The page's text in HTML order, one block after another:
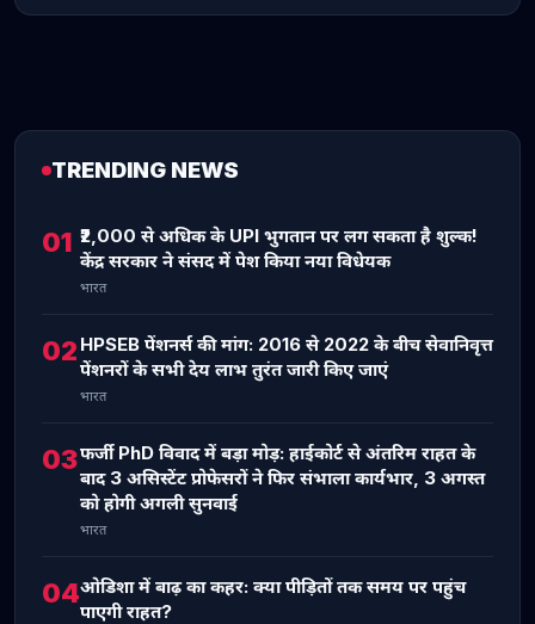
TRENDING NEWS
01 ₹2,000 से अधिक के UPI भुगतान पर लग सकता है शुल्क!
केंद्र सरकार ने संसद में पेश किया नया विधेयक
भारत
02 HPSEB पेंशनर्स की मांग: 2016 से 2022 के बीच सेवानिवृत्त
पेंशनरों के सभी देय लाभ तुरंत जारी किए जाएं
भारत
03फर्जी PhD विवाद में बड़ा मोड़: हाईकोर्ट से अंतरिम राहत के
बाद 3 असिस्टेंट प्रोफेसरों ने फिर संभाला कार्यभार, 3 अगस्त
को होगी अगली सुनवाई
भारत
04ओडिशा में बाढ़ का कहर: क्या पीड़ितों तक समय पर पहुंच
पाएगी राहत?